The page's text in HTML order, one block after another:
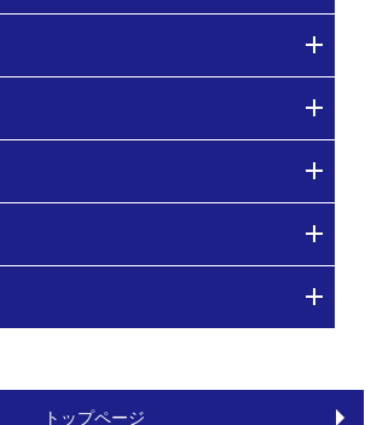
トップページ